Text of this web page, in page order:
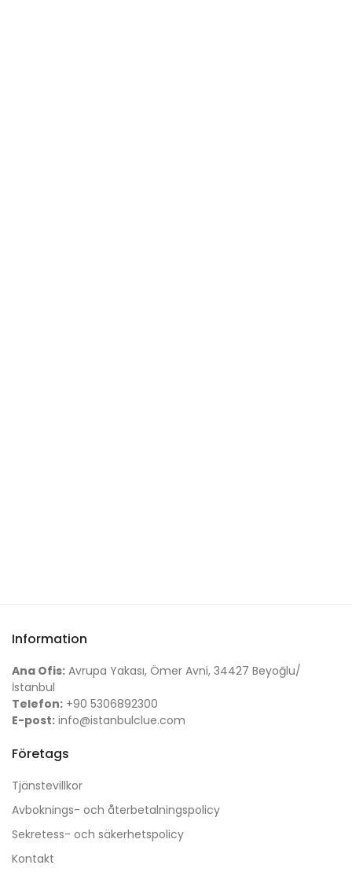
Information
Ana Ofis: Avrupa Yakası, Ömer Avni, 34427 Beyoğlu/
İstanbul
Telefon: +90 5306892300
E-post: info@istanbulclue.com
Företags
Tjänstevillkor
Avboknings- och återbetalningspolicy
Sekretess- och säkerhetspolicy
Kontakt